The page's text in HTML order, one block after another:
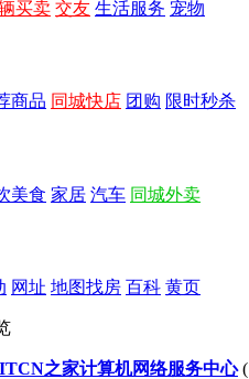
买卖 交友 生活服务 宠物
商品 同城快店 团购 限时秒杀
美食 家居 汽车 同城外卖
网址 地图找房 百科 黄页
ITCN之家计算机网络服务中心(